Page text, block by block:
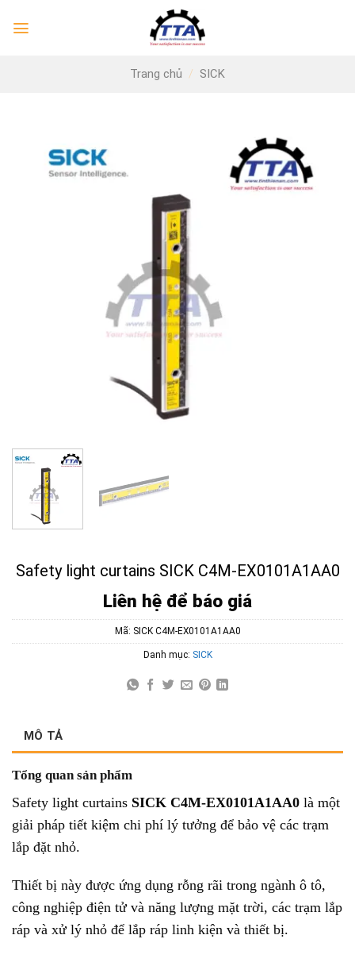
Trang chủ / SICK
Safety light curtains SICK C4M-EX0101A1AA0
Liên hệ để báo giá
Mã: SICK C4M-EX0101A1AA0
Danh mục: SICK
MÔ TẢ
Tổng quan sản phẩm
Safety light curtains SICK C4M-EX0101A1AA0 là một
giải pháp tiết kiệm chi phí lý tưởng để bảo vệ các trạm
lắp đặt nhỏ.
Thiết bị này được ứng dụng rỗng rãi trong ngành ô tô,
công nghiệp điện tử và năng lượng mặt trời, các trạm lắp
ráp và xử lý nhỏ để lắp ráp linh kiện và thiết bị.